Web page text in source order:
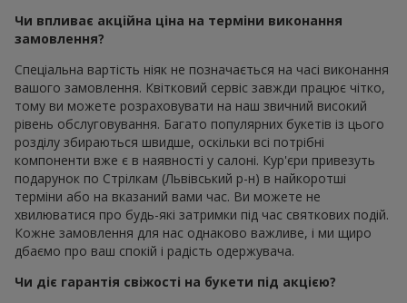
Чи впливає акційна ціна на терміни виконання
замовлення?
Спеціальна вартість ніяк не позначається на часі виконання
вашого замовлення. Квітковий сервіс завжди працює чітко,
тому ви можете розраховувати на наш звичний високий
рівень обслуговування. Багато популярних букетів із цього
розділу збираються швидше, оскільки всі потрібні
компоненти вже є в наявності у салоні. Кур'єри привезуть
подарунок по Стрілкам (Львівський р-н) в найкоротші
терміни або на вказаний вами час. Ви можете не
хвилюватися про будь-які затримки під час святкових подій.
Кожне замовлення для нас однаково важливе, і ми щиро
дбаємо про ваш спокій і радість одержувача.
Чи діє гарантія свіжості на букети під акцією?